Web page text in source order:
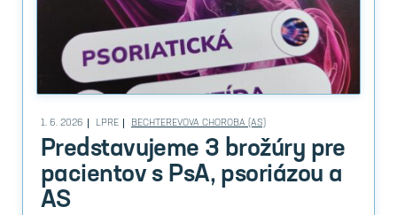
1. 6. 2026 LPRE BECHTEREVOVA CHOROBA (AS)
Predstavujeme 3 brožúry pre
pacientov s PsA, psoriázou a
AS